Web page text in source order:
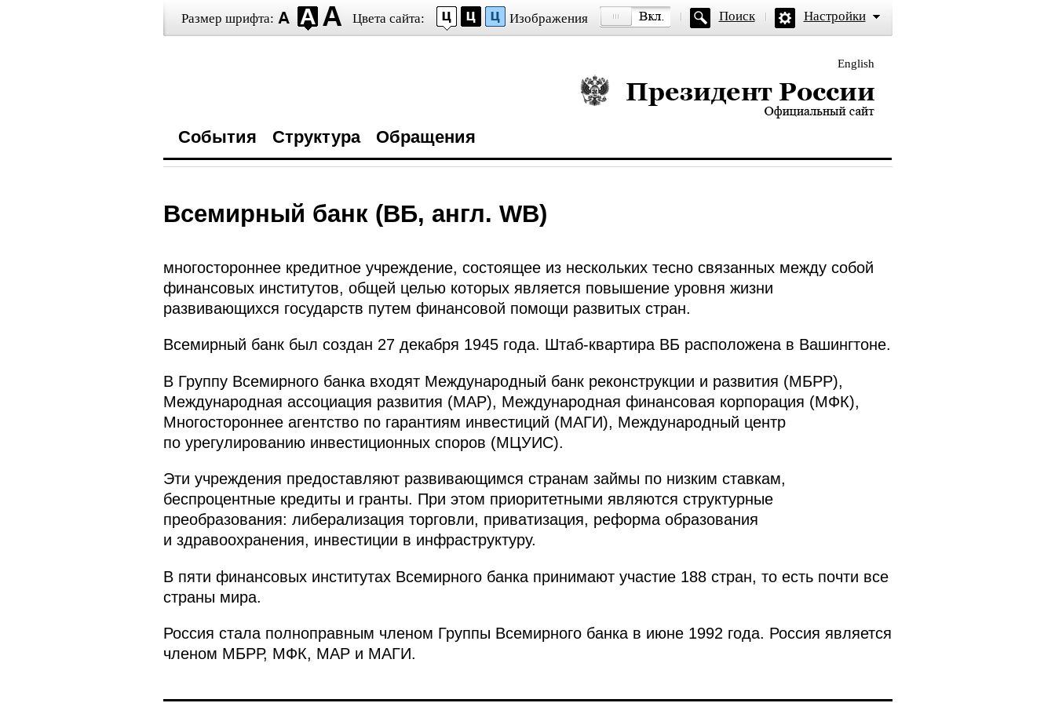
Размер шрифта: Цвета сайта: Изображения Поиск Настройки
English
Президент России — официальный сайт
События Структура Обращения
Всемирный банк (ВБ, англ. WB)
многостороннее кредитное учреждение, состоящее из нескольких тесно связанных между собой
финансовых институтов, общей целью которых является повышение уровня жизни
развивающихся государств путем финансовой помощи развитых стран.
Всемирный банк был создан 27 декабря 1945 года. Штаб-квартира ВБ расположена в Вашингтоне.
В Группу Всемирного банка входят Международный банк реконструкции и развития (МБРР),
Международная ассоциация развития (МАР), Международная финансовая корпорация (МФК),
Многостороннее агентство по гарантиям инвестиций (МАГИ), Международный центр
по урегулированию инвестиционных споров (МЦУИС).
Эти учреждения предоставляют развивающимся странам займы по низким ставкам,
беспроцентные кредиты и гранты. При этом приоритетными являются структурные
преобразования: либерализация торговли, приватизация, реформа образования
и здравоохранения, инвестиции в инфраструктуру.
В пяти финансовых институтах Всемирного банка принимают участие 188 стран, то есть почти все
страны мира.
Россия стала полноправным членом Группы Всемирного банка в июне 1992 года. Россия является
членом МБРР, МФК, МАР и МАГИ.